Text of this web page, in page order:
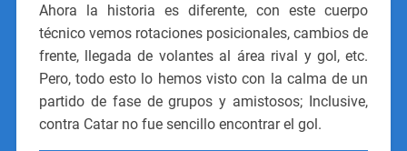
Ahora la historia es diferente, con este cuerpo
técnico vemos rotaciones posicionales, cambios de
frente, llegada de volantes al área rival y gol, etc.
Pero, todo esto lo hemos visto con la calma de un
partido de fase de grupos y amistosos; Inclusive,
contra Catar no fue sencillo encontrar el gol.